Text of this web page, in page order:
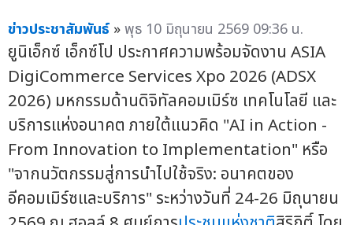
ข่าวประชาสัมพันธ์ »พุธ 10 มิถุนายน 2569 09:36 น.
ยูนิเอ็กซ์ เอ็กซ์โป ประกาศความพร้อมจัดงาน ASIA
DigiCommerce Services Xpo 2026 (ADSX
2026) มหกรรมด้านดิจิทัลคอมเมิร์ซ เทคโนโลยี และ
บริการแห่งอนาคต ภายใต้แนวคิด "AI in Action -
From Innovation to Implementation" หรือ
"จากนวัตกรรมสู่การนำไปใช้จริง: อนาคตของ
อีคอมเมิร์ซและบริการ" ระหว่างวันที่ 24-26 มิถุนายน